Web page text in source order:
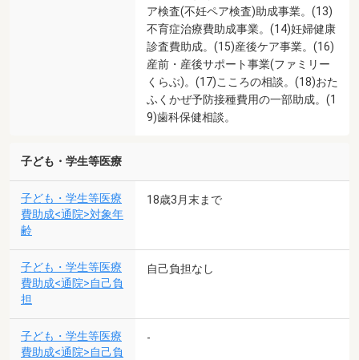
ア検査(不妊ペア検査)助成事業。(13)
不育症治療費助成事業。(14)妊婦健康
診査費助成。(15)産後ケア事業。(16)
産前・産後サポート事業(ファミリー
くらぶ)。(17)こころの相談。(18)おた
ふくかぜ予防接種費用の一部助成。(1
9)歯科保健相談。
子ども・学生等医療
子ども・学生等医療
費助成<通院>対象年
齢
18歳3月末まで
子ども・学生等医療
費助成<通院>自己負
担
自己負担なし
子ども・学生等医療
費助成<通院>自己負
-